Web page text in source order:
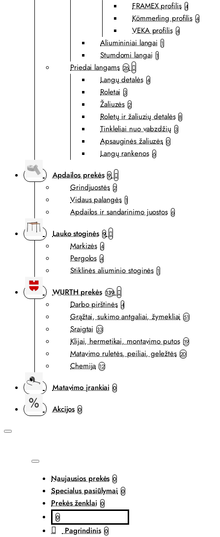
FRAMEX profilis 4
Kömmerling profilis 4
VEKA profilis 4
Aliumininiai langai 1
Stumdomi langai 1
Priedai langams 26
Langų detalės 4
Roletai 3
Žaliuzės 2
Roletų ir žaliuzių detalės 8
Tinkleliai nuo vabzdžių 3
Apsauginės žaliuzės 0
Langų rankenos 6
Apdailos prekės 9
Grindjuostės 2
Vidaus palangės 1
Apdailos ir sandarinimo juostos 6
Lauko stoginės 9
Markizės 4
Pergolos 4
Stiklinės aliuminio stoginės 1
WURTH prekės 139
Darbo pirštinės 4
Grąžtai, sukimo antgaliai, žymekliai 51
Sraigtai 33
Klijai, hermetikai, montavimo putos 19
Matavimo ruletės, peiliai, geležtės 20
Chemija 12
Matavimo įrankiai 0
Akcijos 0
Naujausios prekės 0
Specialus pasiūlymai 0
Prekės ženklai 0
0
Pagrindinis 0